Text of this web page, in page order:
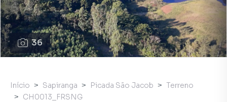
36
Início Sapiranga Picada São Jacob
Terreno
CH0013_FRSNG